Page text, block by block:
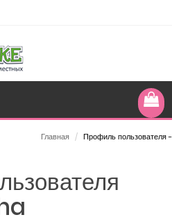
Главная / Профиль пользователя -